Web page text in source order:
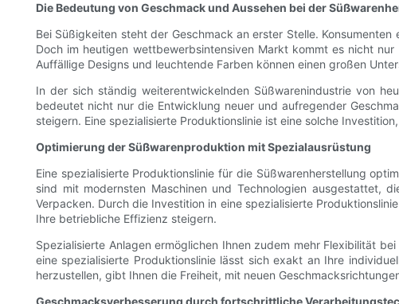
Die Bedeutung von Geschmack und Aussehen bei der
Bei Süßigkeiten steht der Geschmack an erster Stelle.
Doch im heutigen wettbewerbsintensiven Markt kommt es nicht
Auffällige Designs und leuchtende Farben können einen großen
In der sich ständig weiterentwickelnden Süßwarenindustrie von
bedeutet nicht nur die Entwicklung neuer und aufregender
steigern. Eine spezialisierte Produktionslinie ist eine solche
Optimierung der Süßwarenproduktion mit Spezialausrüstung
Eine spezialisierte Produktionslinie für die Süßwarenherstellung
sind mit modernsten Maschinen und Technologien ausgestattet,
Verpacken. Durch die Investition in eine spezialisierte
Ihre betriebliche Effizienz steigern.
Spezialisierte Anlagen ermöglichen Ihnen zudem mehr Flexibilität
eine spezialisierte Produktionslinie lässt sich exakt an Ihre
herzustellen, gibt Ihnen die Freiheit, mit neuen